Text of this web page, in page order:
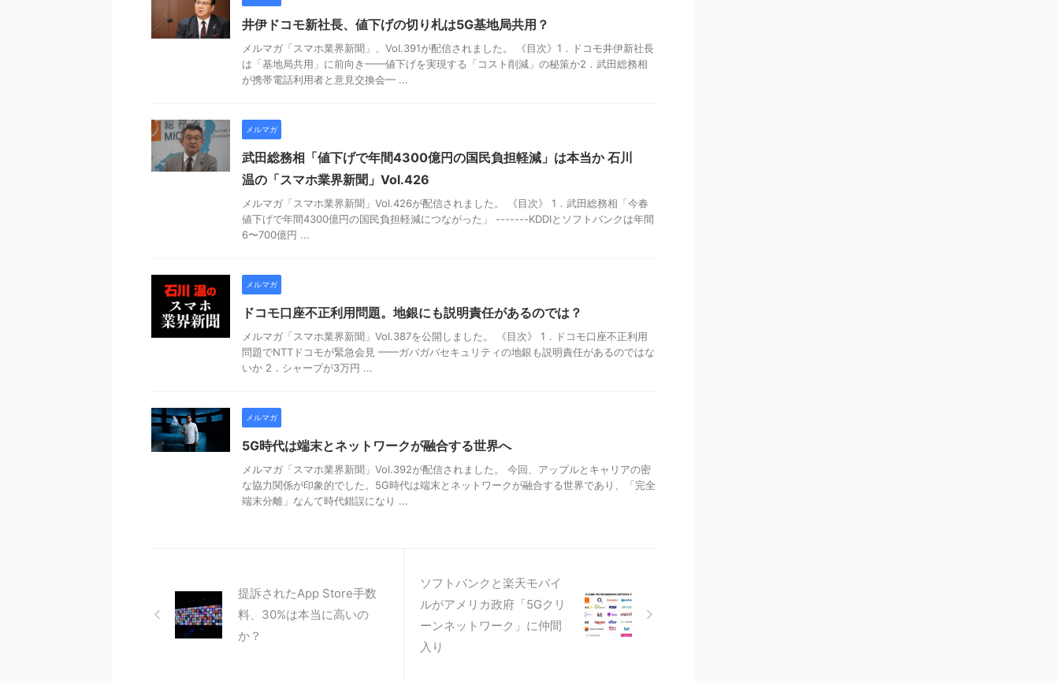
井伊ドコモ新社長、値下げの切り札は5G基地局共用？
メルマガ「スマホ業界新聞」、Vol.391が配信されました。 《目次》1．ドコモ井伊新社長
は「基地局共用」に前向き━━値下げを実現する「コスト削減」の秘策か2．武田総務相
が携帯電話利用者と意見交換会━ ...
メルマガ
武田総務相「値下げで年間4300億円の国民負担軽減」は本当か 石川
温の「スマホ業界新聞」Vol.426
メルマガ「スマホ業界新聞」Vol.426が配信されました。 《目次》 1．武田総務相「今春
値下げで年間4300億円の国民負担軽減につながった」 -------KDDIとソフトバンクは年間
6〜700億円 ...
メルマガ
ドコモ口座不正利用問題。地銀にも説明責任があるのでは？
メルマガ「スマホ業界新聞」Vol.387を公開しました。 《目次》 1．ドコモ口座不正利用
問題でNTTドコモが緊急会見 ━━ガバガバセキュリティの地銀も説明責任があるのではな
いか 2．シャープが3万円 ...
メルマガ
5G時代は端末とネットワークが融合する世界へ
メルマガ「スマホ業界新聞」Vol.392が配信されました。 今回、アップルとキャリアの密
な協力関係が印象的でした。5G時代は端末とネットワークが融合する世界であり、「完全
端末分離」なんて時代錯誤になり ...
提訴されたApp Store手数
料、30%は本当に高いの
か？
ソフトバンクと楽天モバイ
ルがアメリカ政府「5Gクリ
ーンネットワーク」に仲間
入り